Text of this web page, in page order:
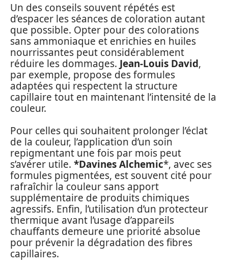
Un des conseils souvent répétés est
d’espacer les séances de coloration autant
que possible. Opter pour des colorations
sans ammoniaque et enrichies en huiles
nourrissantes peut considérablement
réduire les dommages. Jean-Louis David,
par exemple, propose des formules
adaptées qui respectent la structure
capillaire tout en maintenant l’intensité de la
couleur.
Pour celles qui souhaitent prolonger l’éclat
de la couleur, l’application d’un soin
repigmentant une fois par mois peut
s’avérer utile. *Davines Alchemic*, avec ses
formules pigmentées, est souvent cité pour
rafraîchir la couleur sans apport
supplémentaire de produits chimiques
agressifs. Enfin, l’utilisation d’un protecteur
thermique avant l’usage d’appareils
chauffants demeure une priorité absolue
pour prévenir la dégradation des fibres
capillaires.